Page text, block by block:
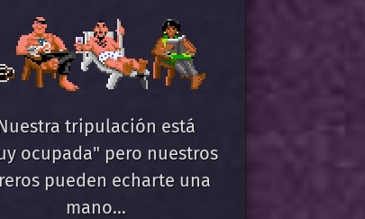
tripulación está
ocupada" pero nuestros
pueden echarte una
mano...